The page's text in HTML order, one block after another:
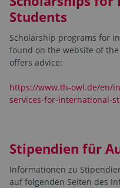
Students
Scholarship programs for
found on the website of
offers advice:
https://www.th-owl.de/en/
services-for-international-
Stipendien für
Informationen zu
auf folgenden Seiten des